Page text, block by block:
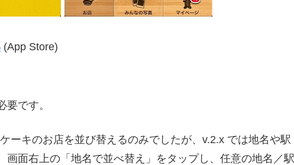
(App Store)
です。
ーキのお店を並び替えるのみでしたが、v.2.x では地名や駅
画面右上の「地名で並べ替え」をタップし、任意の地名／駅